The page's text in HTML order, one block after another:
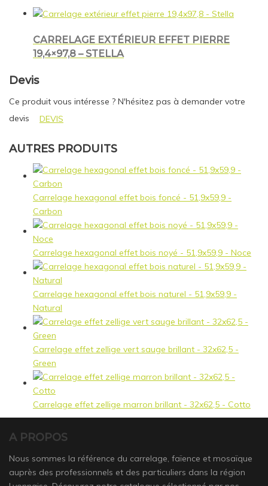
CARRELAGE EXTÉRIEUR EFFET PIERRE
19,4×97,8 – STELLA
Devis
Ce produit vous intéresse ? N'hésitez pas à demander votre
devis
DEVIS
AUTRES PRODUITS
Carrelage hexagonal effet bois foncé - 51,9x59,9 -
Carbon
Carrelage hexagonal effet bois noyé - 51,9x59,9 - Noce
Carrelage hexagonal effet bois naturel - 51,9x59,9 -
Natural
Carrelage effet zellige vert sauge brillant - 32x62,5 -
Green
Carrelage effet zellige marron brillant - 32x62,5 - Cotto
A PROPOS
Nous sommes la référence du carrelage, faïence et mosaïque
auprès des professionnels et des particuliers dans la région